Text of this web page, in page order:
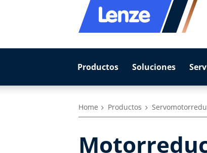
Productos Soluciones
Home Productos